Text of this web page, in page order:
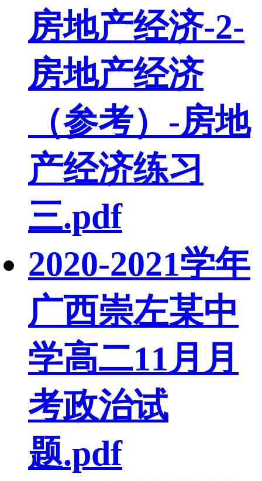
房地产经济-2-
房地产经济
（参考）-房地
产经济练习
三.pdf
2020-2021学年
广西崇左某中
学高二11月月
考政治试
题.pdf